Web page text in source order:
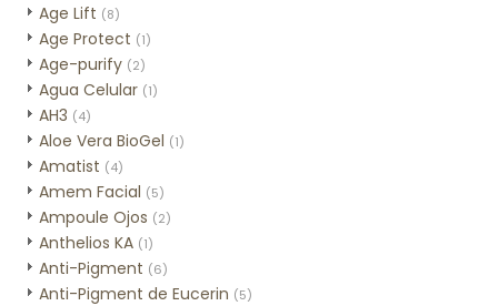
Age Lift (8)
Age Protect (1)
Age-purify (2)
Agua Celular (1)
AH3 (4)
Aloe Vera BioGel (1)
Amatist (4)
Amem Facial (5)
Ampoule Ojos (2)
Anthelios KA (1)
Anti-Pigment (6)
Anti-Pigment de Eucerin (5)